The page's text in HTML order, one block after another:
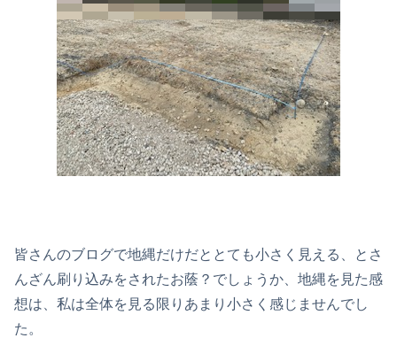
皆さんのブログで地縄だけだととても小さく見える、とさ
んざん刷り込みをされたお蔭？でしょうか、地縄を見た感
想は、私は全体を見る限りあまり小さく感じませんでし
た。